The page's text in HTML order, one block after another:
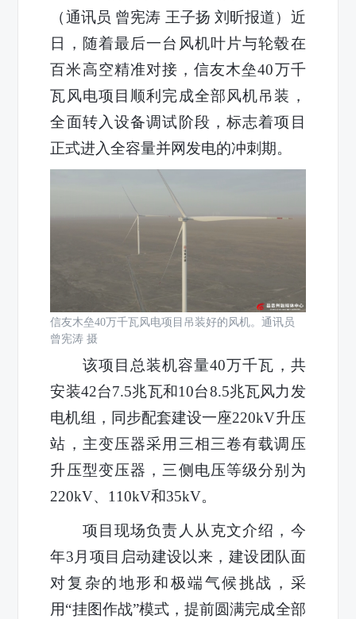
（通讯员 曾宪涛 王子扬 刘昕报道）近
日，随着最后一台风机叶片与轮毂在
百米高空精准对接，信友木垒40万千
瓦风电项目顺利完成全部风机吊装，
全面转入设备调试阶段，标志着项目
正式进入全容量并网发电的冲刺期。
信友木垒40万千瓦风电项目吊装好的风机。通讯员
曾宪涛 摄
该项目总装机容量40万千瓦，共
安装42台7.5兆瓦和10台8.5兆瓦风力发
电机组，同步配套建设一座220kV升压
站，主变压器采用三相三卷有载调压
升压型变压器，三侧电压等级分别为
220kV、110kV和35kV。
项目现场负责人从克文介绍，今
年3月项目启动建设以来，建设团队面
对复杂的地形和极端气候挑战，采
用“挂图作战”模式，提前圆满完成全部